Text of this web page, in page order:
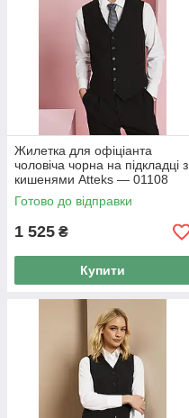
Жилетка для офіціанта
чоловіча чорна на підкладці з
кишенями Atteks — 01108
Готово до відправки
1 525 ₴
Купити